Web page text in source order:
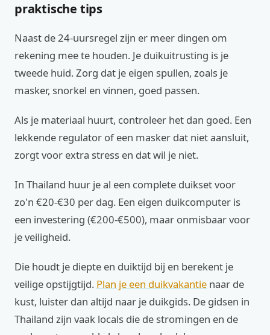
praktische tips
Naast de 24-uursregel zijn er meer dingen om
rekening mee te houden. Je duikuitrusting is je
tweede huid. Zorg dat je eigen spullen, zoals je
masker, snorkel en vinnen, goed passen.
Als je materiaal huurt, controleer het dan goed. Een
lekkende regulator of een masker dat niet aansluit,
zorgt voor extra stress en dat wil je niet.
In Thailand huur je al een complete duikset voor
zo'n €20-€30 per dag. Een eigen duikcomputer is
een investering (€200-€500), maar onmisbaar voor
je veiligheid.
Die houdt je diepte en duiktijd bij en berekent je
veilige opstijgtijd. Plan je een duikvakantie naar de
kust, luister dan altijd naar je duikgids. De gidsen in
Thailand zijn vaak locals die de stromingen en de